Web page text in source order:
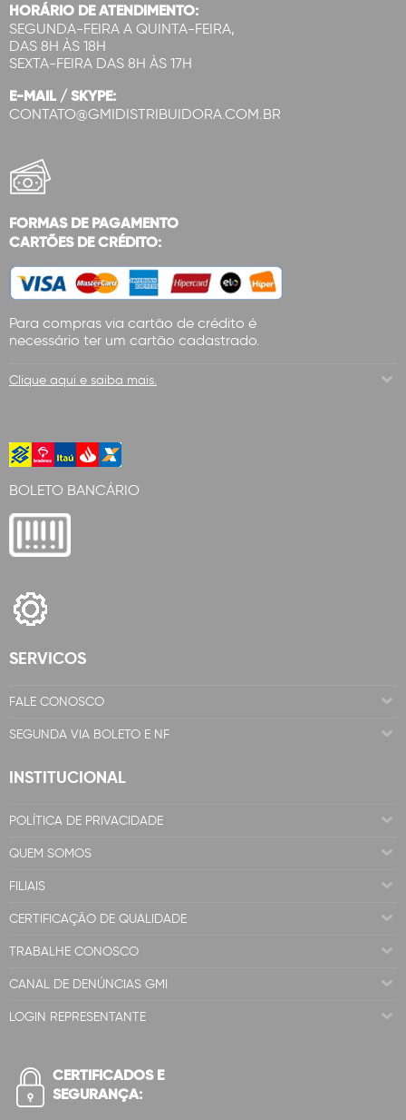
HORÁRIO DE ATENDIMENTO:
SEGUNDA-FEIRA A QUINTA-FEIRA,
DAS 8H ÀS 18H
SEXTA-FEIRA DAS 8H ÀS 17H
E-MAIL / SKYPE:
CONTATO@GMIDISTRIBUIDORA.COM.BR
FORMAS DE PAGAMENTO
CARTÕES DE CRÉDITO:
Para compras via cartão de crédito é
necessário ter um cartão cadastrado.
Clique aqui e saiba mais.
BOLETO BANCÁRIO
SERVICOS
FALE CONOSCO
SEGUNDA VIA BOLETO E NF
INSTITUCIONAL
POLÍTICA DE PRIVACIDADE
QUEM SOMOS
FILIAIS
CERTIFICAÇÃO DE QUALIDADE
TRABALHE CONOSCO
CANAL DE DENÚNCIAS GMI
LOGIN REPRESENTANTE
CERTIFICADOS E
SEGURANÇA: